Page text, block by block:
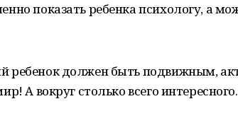
показать ребенка психологу, а
ребенок должен быть подвижным,
А вокруг столько всего интересного.